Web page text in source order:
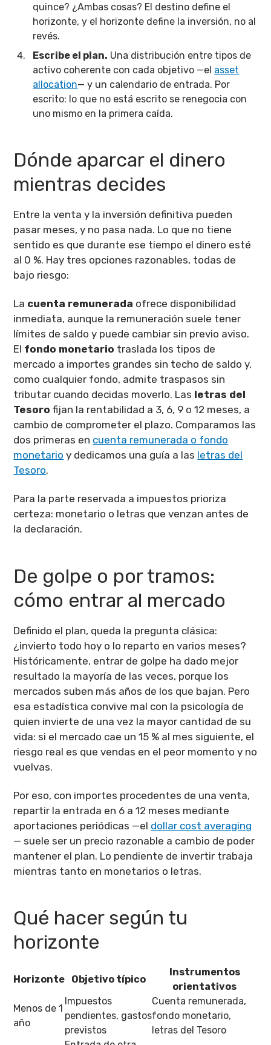
quince? ¿Ambas cosas? El destino define el
horizonte, y el horizonte define la inversión, no al
revés.
Escribe el plan. Una distribución entre tipos de
activo coherente con cada objetivo —el asset
allocation— y un calendario de entrada. Por
escrito: lo que no está escrito se renegocia con
uno mismo en la primera caída.
Dónde aparcar el dinero
mientras decides
Entre la venta y la inversión definitiva pueden
pasar meses, y no pasa nada. Lo que no tiene
sentido es que durante ese tiempo el dinero esté
al 0 %. Hay tres opciones razonables, todas de
bajo riesgo:
La cuenta remunerada ofrece disponibilidad
inmediata, aunque la remuneración suele tener
límites de saldo y puede cambiar sin previo aviso.
El fondo monetario traslada los tipos de
mercado a importes grandes sin techo de saldo y,
como cualquier fondo, admite traspasos sin
tributar cuando decidas moverlo. Las letras del
Tesoro fijan la rentabilidad a 3, 6, 9 o 12 meses, a
cambio de comprometer el plazo. Comparamos las
dos primeras en cuenta remunerada o fondo
monetario y dedicamos una guía a las letras del
Tesoro.
Para la parte reservada a impuestos prioriza
certeza: monetario o letras que venzan antes de
la declaración.
De golpe o por tramos:
cómo entrar al mercado
Definido el plan, queda la pregunta clásica:
¿invierto todo hoy o lo reparto en varios meses?
Históricamente, entrar de golpe ha dado mejor
resultado la mayoría de las veces, porque los
mercados suben más años de los que bajan. Pero
esa estadística convive mal con la psicología de
quien invierte de una vez la mayor cantidad de su
vida: si el mercado cae un 15 % al mes siguiente, el
riesgo real es que vendas en el peor momento y no
vuelvas.
Por eso, con importes procedentes de una venta,
repartir la entrada en 6 a 12 meses mediante
aportaciones periódicas —el dollar cost averaging
— suele ser un precio razonable a cambio de poder
mantener el plan. Lo pendiente de invertir trabaja
mientras tanto en monetarios o letras.
Qué hacer según tu
horizonte
Horizonte Objetivo típico
Instrumentos
orientativos
Menos de 1
año
Impuestos
pendientes, gastos
previstos
Cuenta remunerada,
fondo monetario,
letras del Tesoro